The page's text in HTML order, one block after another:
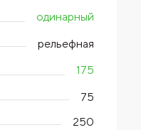
одинарный
рельефная
175
75
250